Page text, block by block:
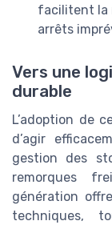
facilitent la
arrêts
Vers une
durable
L’adoption de
d’agir
gestion des
remorques
génération
techniques,